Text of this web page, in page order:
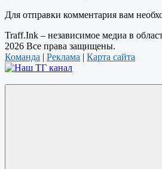
Для отправки комментария вам
Traff.Ink – независимое медиа в
2026 Все права защищены.
Команда | Реклама | Карта сайта